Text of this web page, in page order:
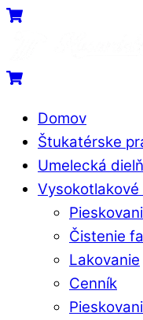
Skip
Menu
Cart
Cart
Domov
Štukatérske
Umelecká
Čistenie
Lakovanie
Cenník